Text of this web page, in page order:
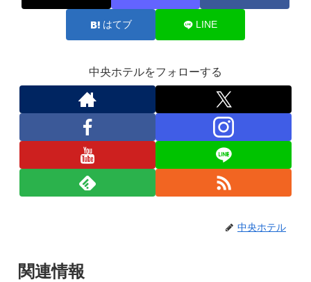
はてブ LINE
中央ホテルをフォローする
中央ホテル
関連情報